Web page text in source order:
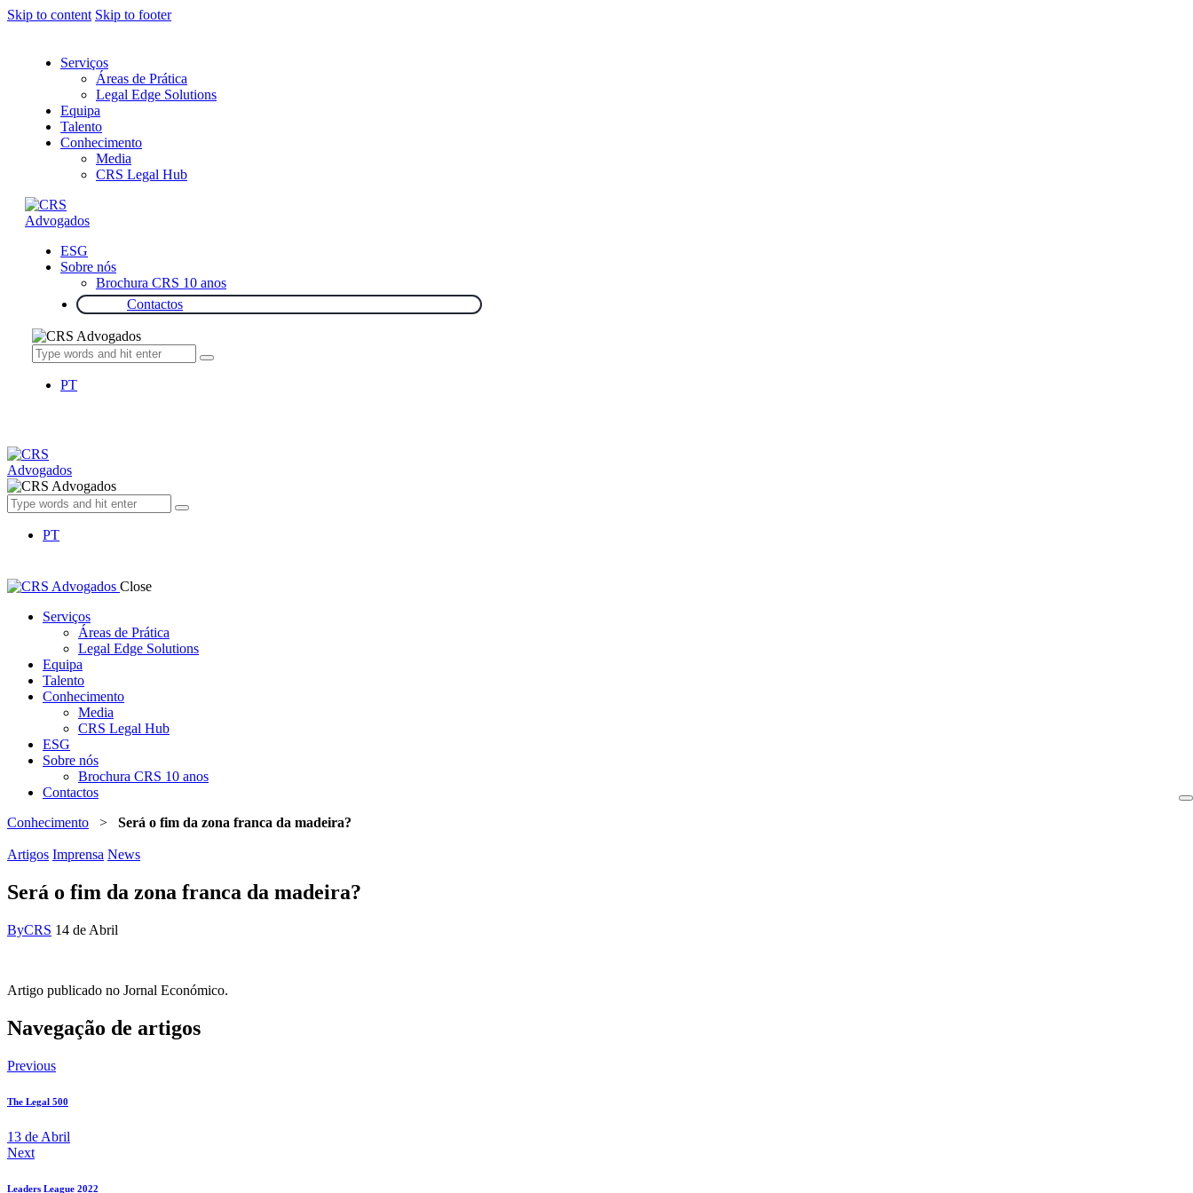
Skip to content Skip to footer
Serviços
Áreas de Prática
Legal Edge Solutions
Equipa
Talento
Conhecimento
Media
CRS Legal Hub
ESG
Sobre nós
Brochura CRS 10 anos
Contactos
PT
PT
Close
Serviços
Áreas de Prática
Legal Edge Solutions
Equipa
Talento
Conhecimento
Media
CRS Legal Hub
ESG
Sobre nós
Brochura CRS 10 anos
Contactos
Conhecimento > Será o fim da zona franca da madeira?
Artigos Imprensa News
Será o fim da zona franca da madeira?
ByCRS 14 de Abril
Artigo publicado no Jornal Económico.
Navegação de artigos
Previous
The Legal 500
13 de Abril
Next
Leaders League 2022